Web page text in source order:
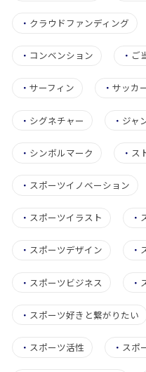
・ クラウドファンディング
・ コンベンション ・ ご
・ サーフィン ・サッカ
・ シグネチャー ・ ジャ
・ シンボルマーク ・ ス
・ スポーツイノベーション
・ スポーツイラスト ・
・ スポーツデザイン ・
・ スポーツビジネス ・
・ スポーツ好きと繋がりたい
・ スポーツ活性 ・ スポ